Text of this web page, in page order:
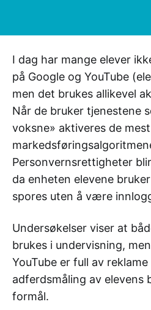
I dag har mange elever
på Google og YouTube
men det brukes allikevel
Når de bruker tjenestene
voksne» aktiveres de
Personvernsrettigheter
da enheten elevene
spores uten å være
Undersøkelser viser at
brukes i undervisning,
YouTube er full av
adferdsmåling av elevens
formål.